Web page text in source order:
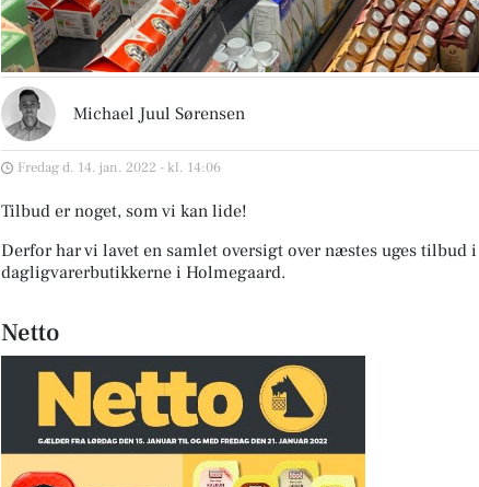
Michael Juul Sørensen
Fredag d. 14. jan. 2022 - kl. 14:06
Tilbud er noget, som vi kan lide!
Derfor har vi lavet en samlet oversigt over næstes uges tilbud i
dagligvarerbutikkerne i Holmegaard.
Netto